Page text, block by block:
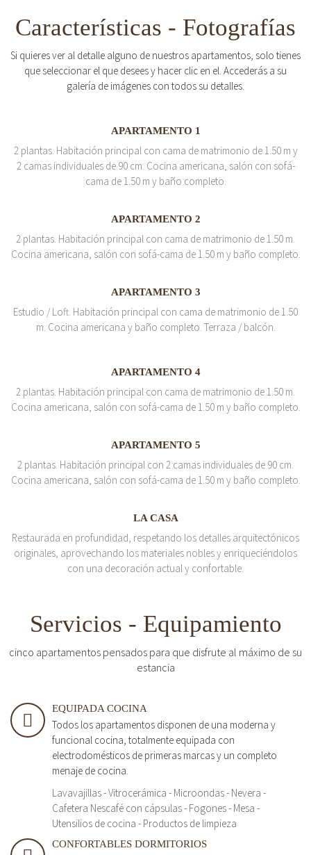
Características - Fotografías
Si quieres ver al detalle alguno de nuestros apartamentos, solo tienes
que seleccionar el que desees y hacer clic en el. Accederás a su
galería de imágenes con todos su detalles.
APARTAMENTO 1
2 plantas. Habitación principal con cama de matrimonio de 1.50 m y
2 camas individuales de 90 cm. Cocina americana, salón con sofá-
cama de 1.50 m y baño completo.
APARTAMENTO 2
2 plantas. Habitación principal con cama de matrimonio de 1.50 m.
Cocina americana, salón con sofá-cama de 1.50 m y baño completo.
APARTAMENTO 3
Estudio / Loft. Habitación principal con cama de matrimonio de 1.50
m. Cocina americana y baño completo. Terraza / balcón.
APARTAMENTO 4
2 plantas. Habitación principal con cama de matrimonio de 1.50 m.
Cocina americana, salón con sofá-cama de 1.50 m y baño completo.
APARTAMENTO 5
2 plantas. Habitación principal con 2 camas individuales de 90 cm.
Cocina americana, salón con sofá-cama de 1.50 m y baño completo.
LA CASA
Restaurada en profundidad, respetando los detalles arquitectónicos
originales, aprovechando los materiales nobles y enriqueciéndolos
con una decoración actual y confortable.
Servicios - Equipamiento
cinco apartamentos pensados para que disfrute al máximo de su
estancia
EQUIPADA COCINA
Todos los apartamentos disponen de una moderna y
funcional cocina, totalmente equipada con
electrodomésticos de primeras marcas y un completo
menaje de cocina.
Lavavajillas - Vitrocerámica - Microondas - Nevera -
Cafetera Nescafé con cápsulas - Fogones - Mesa -
Utensilios de cocina - Productos de limpieza
CONFORTABLES DORMITORIOS